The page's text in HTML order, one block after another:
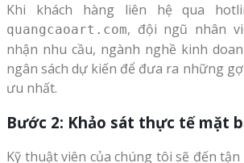
Khi khách hàng liên hệ qua
quangcaoart.com, đội ngũ nhân
nhận nhu cầu, ngành nghề kinh
ngân sách dự kiến để đưa ra những
ưu nhất.
Bước 2: Khảo sát thực tế mặt
Kỹ thuật viên của chúng tôi sẽ đến